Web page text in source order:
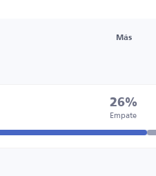
Más
26%
Empate